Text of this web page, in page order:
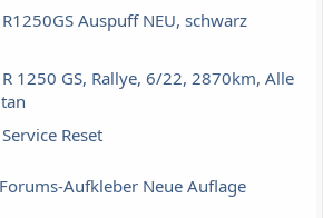
R1250GS Auspuff NEU, schwarz
R 1250 GS, Rallye, 6/22, 2870km, Alle
Service Reset
Forums-Aufkleber Neue Auflage